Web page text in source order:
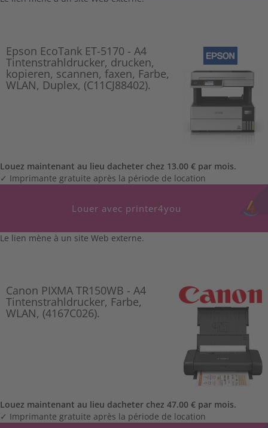
Epson EcoTank ET-5170 - A4
Tintenstrahldrucker, drucken,
kopieren, scannen, faxen, Farbe,
WLAN, Duplex, (C11CJ88402).
Louez maintenant au lieu dacheter chez 13.00 € par mois.
✓ Imprimante gratuite après la période de location
Louer avec printer4you
Le lien mène à un site Web externe.
Canon PIXMA TR150WB - A4
Tintenstrahldrucker, Farbe,
WLAN, (4167C026).
Louez maintenant au lieu dacheter chez 47.00 € par mois.
✓ Imprimante gratuite après la période de location